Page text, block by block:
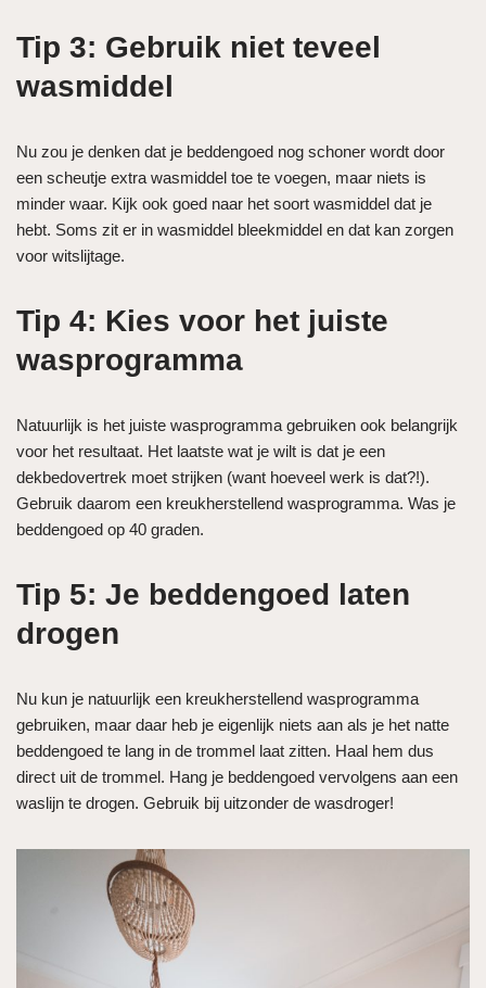
Tip 3: Gebruik niet teveel
wasmiddel
Nu zou je denken dat je beddengoed nog schoner wordt door
een scheutje extra wasmiddel toe te voegen, maar niets is
minder waar. Kijk ook goed naar het soort wasmiddel dat je
hebt. Soms zit er in wasmiddel bleekmiddel en dat kan zorgen
voor witslijtage.
Tip 4: Kies voor het juiste
wasprogramma
Natuurlijk is het juiste wasprogramma gebruiken ook belangrijk
voor het resultaat. Het laatste wat je wilt is dat je een
dekbedovertrek moet strijken (want hoeveel werk is dat?!).
Gebruik daarom een kreukherstellend wasprogramma. Was je
beddengoed op 40 graden.
Tip 5: Je beddengoed laten
drogen
Nu kun je natuurlijk een kreukherstellend wasprogramma
gebruiken, maar daar heb je eigenlijk niets aan als je het natte
beddengoed te lang in de trommel laat zitten. Haal hem dus
direct uit de trommel. Hang je beddengoed vervolgens aan een
waslijn te drogen. Gebruik bij uitzonder de wasdroger!